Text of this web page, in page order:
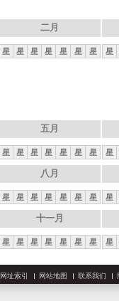
二月
星 星 星 星 星 星 星 星
五月
星 星 星 星 星 星 星 星
八月
星 星 星 星 星 星 星 星
十一月
星 星 星 星 星 星 星 星
网址索引 网站地图 联系我们